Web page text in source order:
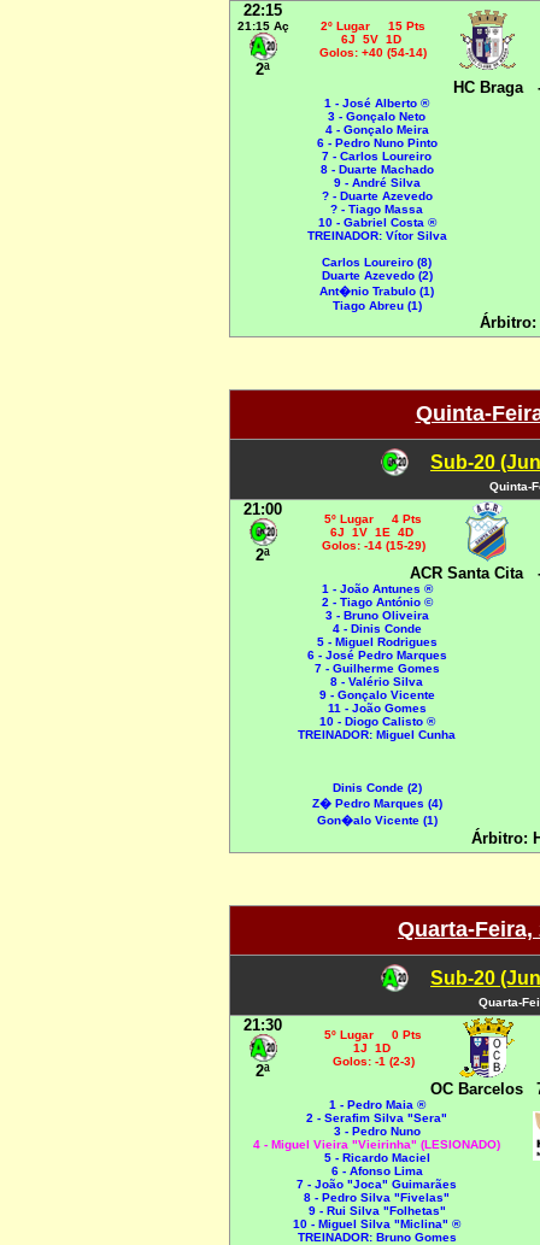
22:15
21:15 Aç
2ª
2º Lugar 15 Pts
6J 5V 1D
Golos: +40 (54-14)
HC Braga
1 - José Alberto ®
3 - Gonçalo Neto
4 - Gonçalo Meira
6 - Pedro Nuno Pinto
7 - Carlos Loureiro
8 - Duarte Machado
9 - André Silva
? - Duarte Azevedo
? - Tiago Massa
10 - Gabriel Costa ®
TREINADOR: Vítor Silva
Carlos Loureiro (8)
Duarte Azevedo (2)
Ant�nio Trabulo (1)
Tiago Abreu (1)
Árbitro:
Quinta-
Sub-20
Quinta-
21:00
2ª
5º Lugar 4 Pts
6J 1V 1E 4D
Golos: -14 (15-29)
ACR Santa Cita
1 - João Antunes ®
2 - Tiago António ©
3 - Bruno Oliveira
4 - Dinis Conde
5 - Miguel Rodrigues
6 - José Pedro Marques
7 - Guilherme Gomes
8 - Valério Silva
9 - Gonçalo Vicente
11 - João Gomes
10 - Diogo Calisto ®
TREINADOR: Miguel Cunha
Dinis Conde (2)
Z� Pedro Marques (4)
Gon�alo Vicente (1)
Árbitro:
Quarta-Feira,
Sub-20
Quarta-
21:30
2ª
5º Lugar 0 Pts
1J 1D
Golos: -1 (2-3)
OC Barcelos
1 - Pedro Maia ®
2 - Serafim Silva "Sera"
3 - Pedro Nuno
4 - Miguel Vieira "Vieirinha" (LESIONADO)
5 - Ricardo Maciel
6 - Afonso Lima
7 - João "Joca" Guimarães
8 - Pedro Silva "Fivelas"
9 - Rui Silva "Folhetas"
10 - Miguel Silva "Miclina" ®
TREINADOR: Bruno Gomes